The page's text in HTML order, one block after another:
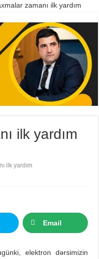
zamanı ilk yardım
ilk yardım
ilk yardım
Email
elektron dərsimizin